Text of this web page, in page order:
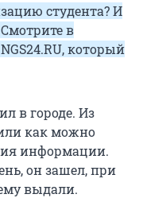
студента? И
в
который
в городе. Из
как можно
информации.
он зашел, при
выдали.